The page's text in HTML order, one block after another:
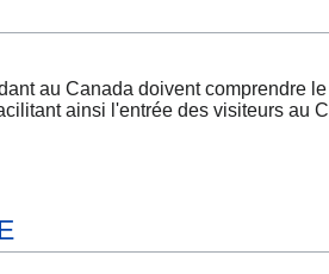
au Canada doivent comprendre
ainsi l'entrée des visiteurs au